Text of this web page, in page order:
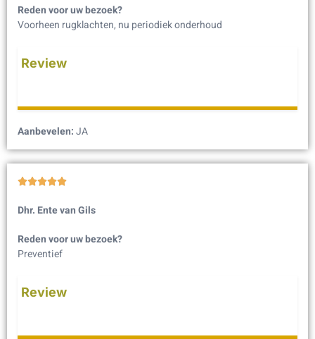
Reden voor uw bezoek?
Voorheen rugklachten, nu periodiek onderhoud
Review
Aanbevelen:JA

Dhr. Ente van Gils
Reden voor uw bezoek?
Preventief
Review